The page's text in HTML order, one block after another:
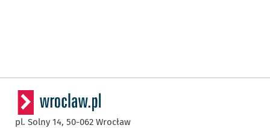
pl. Solny 14, 50-062 Wrocław